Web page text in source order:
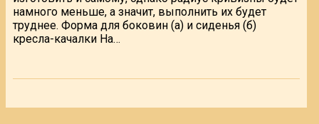
намного меньше, а значит, выполнить их будет
труднее. Форма для боковин (а) и сиденья (б)
кресла-качалки На…